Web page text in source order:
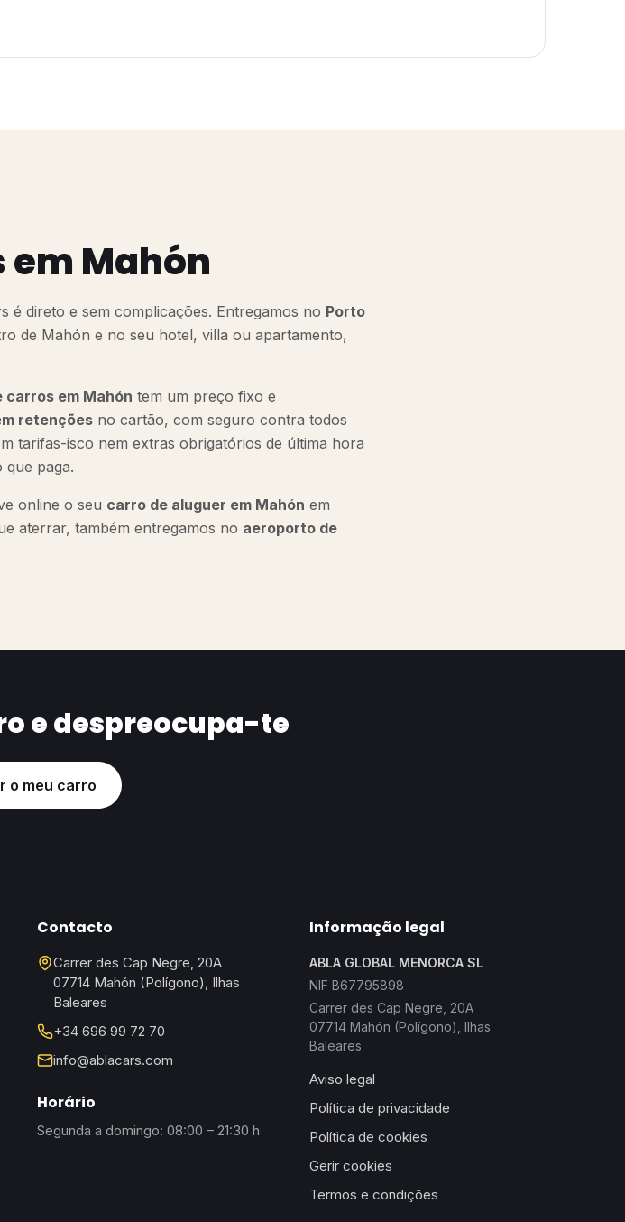
Mahón
é direto e sem complicações. Entregamos no Porto
de Mahón e no seu hotel, villa ou apartamento,
carros em Mahón tem um preço fixo e
retenções no cartão, com seguro contra todos
tarifas-isco nem extras obrigatórios de última hora
paga.
online o seu carro de aluguer em Mahón em
aterrar, também entregamos no aeroporto de
e despreocupa-te
o meu carro
Contacto
Carrer des Cap Negre, 20A
07714 Mahón (Polígono), Ilhas
Baleares
+34 696 99 72 70
info@ablacars.com
Horário
Segunda a domingo: 08:00 – 21:30 h
Informação legal
ABLA GLOBAL MENORCA SL
NIF B67795898
Carrer des Cap Negre, 20A
07714 Mahón (Polígono), Ilhas
Baleares
Aviso legal
Política de privacidade
Política de cookies
Gerir cookies
Termos e condições